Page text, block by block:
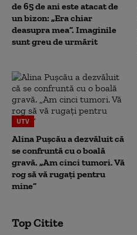
de 65 de ani este atacat de
un bizon: „Era chiar
deasupra mea”. Imaginile
sunt greu de urmărit
UTV
Alina Pușcău a dezvăluit că
se confruntă cu o boală
gravă. „Am cinci tumori. Vă
rog să vă rugați pentru
mine”
Top Citite